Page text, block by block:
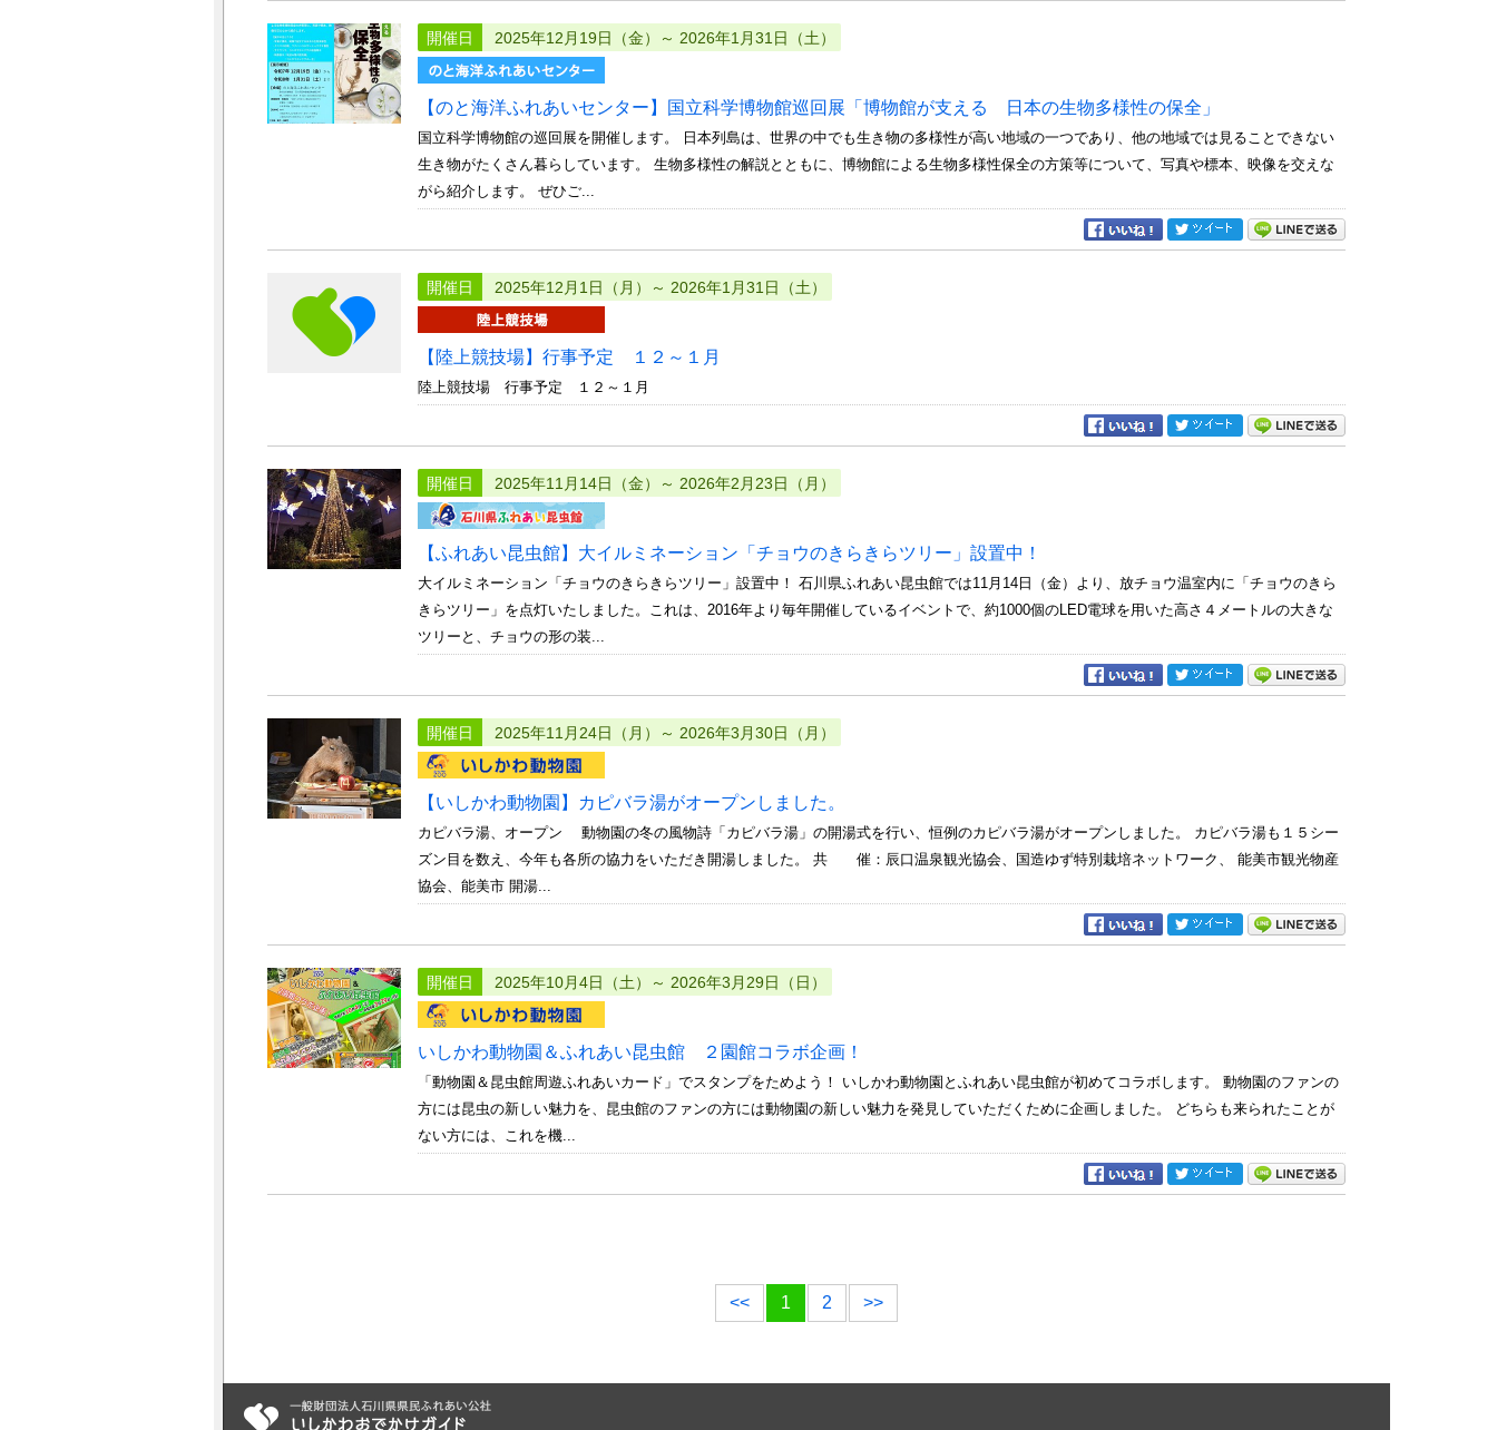
開催日 2025年12月19日（金）～ 2026年1月31日（土）
【のと海洋ふれあいセンター】国立科学博物館巡回展「博物館が支える 日本の生物多様性の保全」
国立科学博物館の巡回展を開催します。 日本列島は、世界の中でも生き物の多様性が高い地域の一つであり、他の地域では見ることできない
生き物がたくさん暮らしています。 生物多様性の解説とともに、博物館による生物多様性保全の方策等について、写真や標本、映像を交えな
がら紹介します。 ぜひご...
開催日 2025年12月1日（月）～ 2026年1月31日（土）
【陸上競技場】行事予定 １２～１月
陸上競技場 行事予定 １２～１月
開催日 2025年11月14日（金）～ 2026年2月23日（月）
【ふれあい昆虫館】大イルミネーション「チョウのきらきらツリー」設置中！
大イルミネーション「チョウのきらきらツリー」設置中！ 石川県ふれあい昆虫館では11月14日（金）より、放チョウ温室内に「チョウのきら
きらツリー」を点灯いたしました。これは、2016年より毎年開催しているイベントで、約1000個のLED電球を用いた高さ４メートルの大きな
ツリーと、チョウの形の装...
開催日 2025年11月24日（月）～ 2026年3月30日（月）
【いしかわ動物園】カピバラ湯がオープンしました。
カピバラ湯、オープン 動物園の冬の風物詩「カピバラ湯」の開湯式を行い、恒例のカピバラ湯がオープンしました。 カピバラ湯も１５シー
ズン目を数え、今年も各所の協力をいただき開湯しました。 共 催：辰口温泉観光協会、国造ゆず特別栽培ネットワーク、 能美市観光物産
協会、能美市 開湯...
開催日 2025年10月4日（土）～ 2026年3月29日（日）
いしかわ動物園＆ふれあい昆虫館 ２園館コラボ企画！
「動物園＆昆虫館周遊ふれあいカード」でスタンプをためよう！ いしかわ動物園とふれあい昆虫館が初めてコラボします。 動物園のファンの
方には昆虫の新しい魅力を、昆虫館のファンの方には動物園の新しい魅力を発見していただくために企画しました。 どちらも来られたことが
ない方には、これを機...
<< 1 2 >>